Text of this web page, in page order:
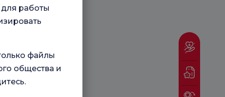
работы
файлы
общества и